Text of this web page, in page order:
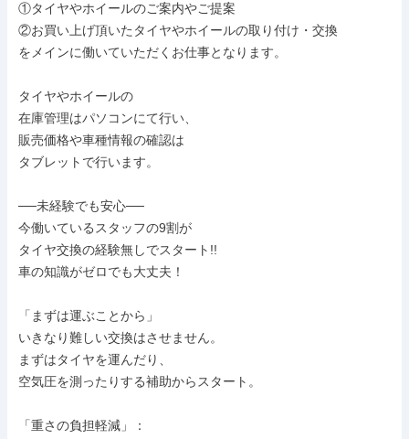
①タイヤやホイールのご案内やご提案
②お買い上げ頂いたタイヤやホイールの取り付け・交換
をメインに働いていただくお仕事となります。
タイヤやホイールの
在庫管理はパソコンにて行い、
販売価格や車種情報の確認は
タブレットで行います。
──未経験でも安心──
今働いているスタッフの9割が
タイヤ交換の経験無しでスタート!!
車の知識がゼロでも大丈夫！
「まずは運ぶことから」
いきなり難しい交換はさせません。
まずはタイヤを運んだり、
空気圧を測ったりする補助からスタート。
「重さの負担軽減」：